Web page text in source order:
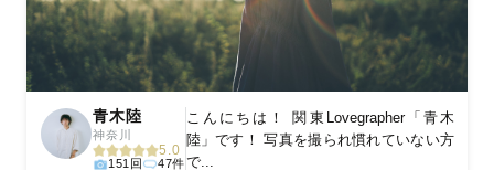
青木陸
神奈川
5.0
151回 47件
こんにちは！ 関東Lovegrapher「青木
陸」です！ 写真を撮られ慣れていない方
で...